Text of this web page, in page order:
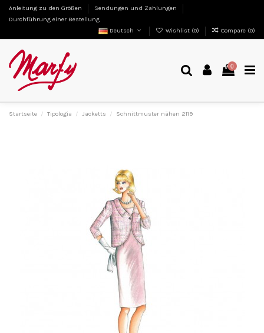
Anleitung zu den Größen
Sendungen und Zahlungen
Durchführung einer Bestellung
Deutsch
Wishlist (0) Compare (0)
0
Startseite Tipologia Jacketts Schnittmuster nähen 2119